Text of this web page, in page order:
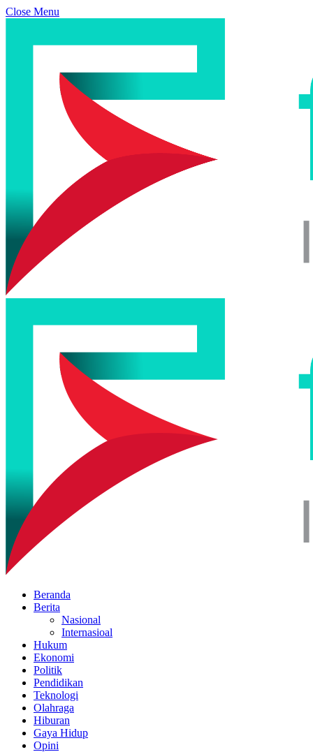
Close Menu
Beranda
Berita
Nasional
Internasioal
Hukum
Ekonomi
Politik
Pendidikan
Teknologi
Olahraga
Hiburan
Gaya Hidup
Opini